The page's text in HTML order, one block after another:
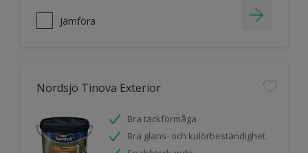
Jämföra
Nordsjö Tinova Exterior
Bra täckförmåga
Bra glans- och kulörbeständighet